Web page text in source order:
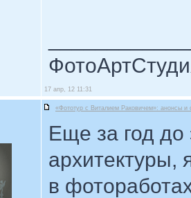
17 апр, 12 11:31
«Фототур с Виталием Раковичем»: анонсы и
Еще за год до
архитектуры,
в